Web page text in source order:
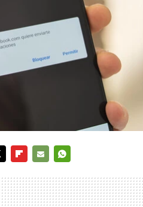
MAIL